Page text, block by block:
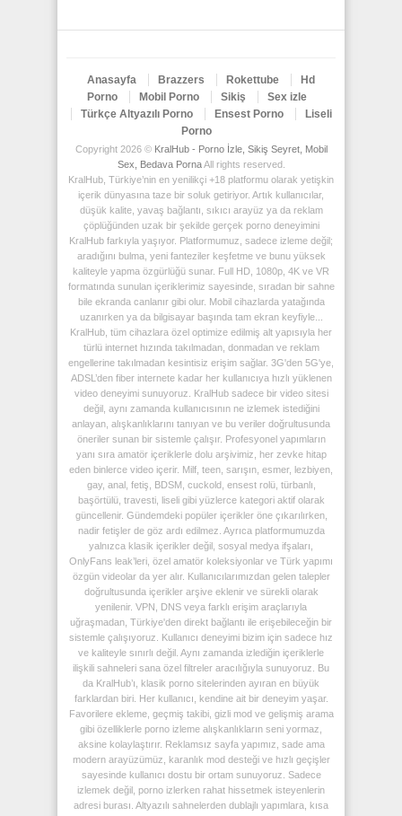
Anasayfa Brazzers Rokettube
Hd
Porno
Mobil Porno Sikiş
Sex izle
Türkçe Altyazılı Porno
Ensest Porno
Liseli
Porno
Copyright 2026 © KralHub - Porno İzle, Sikiş Seyret, Mobil
Sex, Bedava PornaAll rights reserved.
KralHub, Türkiye’nin en yenilikçi +18 platformu olarak yetişkin
içerik dünyasına taze bir soluk getiriyor. Artık kullanıcılar,
düşük kalite, yavaş bağlantı, sıkıcı arayüz ya da reklam
çöplüğünden uzak bir şekilde gerçek porno deneyimini
KralHub farkıyla yaşıyor. Platformumuz, sadece izleme değil;
aradığını bulma, yeni fanteziler keşfetme ve bunu yüksek
kaliteyle yapma özgürlüğü sunar. Full HD, 1080p, 4K ve VR
formatında sunulan içeriklerimiz sayesinde, sıradan bir sahne
bile ekranda canlanır gibi olur. Mobil cihazlarda yatağında
uzanırken ya da bilgisayar başında tam ekran keyfiyle...
KralHub, tüm cihazlara özel optimize edilmiş alt yapısıyla her
türlü internet hızında takılmadan, donmadan ve reklam
engellerine takılmadan kesintisiz erişim sağlar. 3G'den 5G'ye,
ADSL’den fiber internete kadar her kullanıcıya hızlı yüklenen
video deneyimi sunuyoruz. KralHub sadece bir video sitesi
değil, aynı zamanda kullanıcısının ne izlemek istediğini
anlayan, alışkanlıklarını tanıyan ve bu veriler doğrultusunda
öneriler sunan bir sistemle çalışır. Profesyonel yapımların
yanı sıra amatör içeriklerle dolu arşivimiz, her zevke hitap
eden binlerce video içerir. Milf, teen, sarışın, esmer, lezbiyen,
gay, anal, fetiş, BDSM, cuckold, ensest rolü, türbanlı,
başörtülü, travesti, liseli gibi yüzlerce kategori aktif olarak
güncellenir. Gündemdeki popüler içerikler öne çıkarılırken,
nadir fetişler de göz ardı edilmez. Ayrıca platformumuzda
yalnızca klasik içerikler değil, sosyal medya ifşaları,
OnlyFans leak’leri, özel amatör koleksiyonlar ve Türk yapımı
özgün videolar da yer alır. Kullanıcılarımızdan gelen talepler
doğrultusunda içerikler arşive eklenir ve sürekli olarak
yenilenir. VPN, DNS veya farklı erişim araçlarıyla
uğraşmadan, Türkiye'den direkt bağlantı ile erişebileceğin bir
sistemle çalışıyoruz. Kullanıcı deneyimi bizim için sadece hız
ve kaliteyle sınırlı değil. Aynı zamanda izlediğin içeriklerle
ilişkili sahneleri sana özel filtreler aracılığıyla sunuyoruz. Bu
da KralHub’ı, klasik porno sitelerinden ayıran en büyük
farklardan biri. Her kullanıcı, kendine ait bir deneyim yaşar.
Favorilere ekleme, geçmiş takibi, gizli mod ve gelişmiş arama
gibi özelliklerle porno izleme alışkanlıkların seni yormaz,
aksine kolaylaştırır. Reklamsız sayfa yapımız, sade ama
modern arayüzümüz, karanlık mod desteği ve hızlı geçişler
sayesinde kullanıcı dostu bir ortam sunuyoruz. Sadece
izlemek değil, porno izlerken rahat hissetmek isteyenlerin
adresi burası. Altyazılı sahnelerden dublajlı yapımlara, kısa